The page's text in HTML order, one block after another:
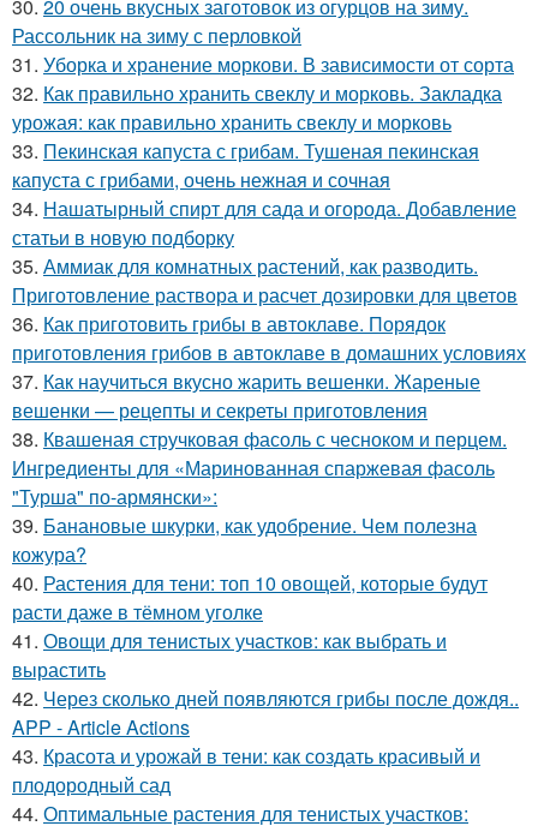
30. 20 очень вкусных заготовок из огурцов на зиму.
Рассольник на зиму с перловкой
31. Уборка и хранение моркови. В зависимости от сорта
32. Как правильно хранить свеклу и морковь. Закладка
урожая: как правильно хранить свеклу и морковь
33. Пекинская капуста с грибам. Тушеная пекинская
капуста с грибами, очень нежная и сочная
34. Нашатырный спирт для сада и огорода. Добавление
статьи в новую подборку
35. Аммиак для комнатных растений, как разводить.
Приготовление раствора и расчет дозировки для цветов
36. Как приготовить грибы в автоклаве. Порядок
приготовления грибов в автоклаве в домашних условиях
37. Как научиться вкусно жарить вешенки. Жареные
вешенки — рецепты и секреты приготовления
38. Квашеная стручковая фасоль с чесноком и перцем.
Ингредиенты для «Маринованная спаржевая фасоль
"Турша" по-армянски»:
39. Банановые шкурки, как удобрение. Чем полезна
кожура?
40. Растения для тени: топ 10 овощей, которые будут
расти даже в тёмном уголке
41. Овощи для тенистых участков: как выбрать и
вырастить
42. Через сколько дней появляются грибы после дождя..
APP - Article Actions
43. Красота и урожай в тени: как создать красивый и
плодородный сад
44. Оптимальные растения для тенистых участков: